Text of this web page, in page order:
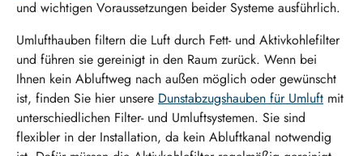
und wichtigen Voraussetzungen beider Systeme ausführlich.
Umlufthauben filtern die Luft durch Fett- und Aktivkohlefilter
und führen sie gereinigt in den Raum zurück. Wenn bei
Ihnen kein Abluftweg nach außen möglich oder gewünscht
ist, finden Sie hier unsere Dunstabzugshauben für Umluft mit
unterschiedlichen Filter- und Umluftsystemen. Sie sind
flexibler in der Installation, da kein Abluftkanal notwendig